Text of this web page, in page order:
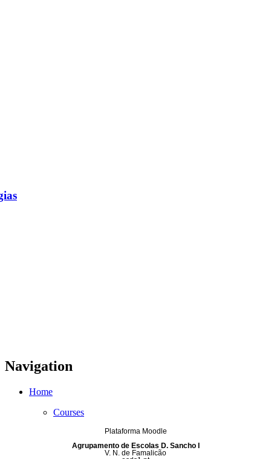
Navigation
Home
Courses
Plataforma Moodle
Agrupamento de Escolas D. Sancho I
V. N. de Famalicão